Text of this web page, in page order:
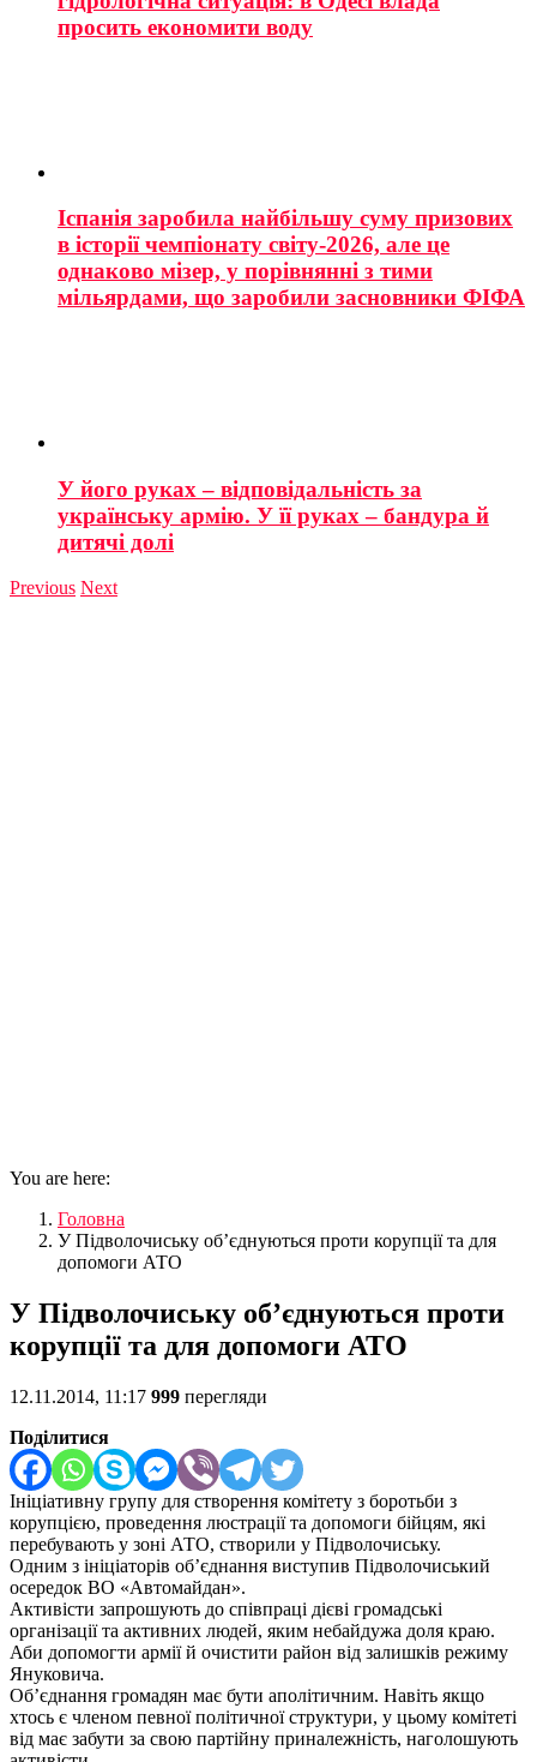
просить економити воду
Іспанія заробила найбільшу суму призових
в історії чемпіонату світу-2026, але це
однаково мізер, у порівнянні з тими
мільярдами, що заробили засновники ФІФА
У його руках – відповідальність за
українську армію. У її руках – бандура й
дитячі долі
Previous Next
You are here:
Головна
У Підволочиську об’єднуються проти корупції та для
допомоги АТО
У Підволочиську об’єднуються проти
корупції та для допомоги АТО
12.11.2014, 11:17 999 перегляди
Поділитися
Ініціативну групу для створення комітету з боротьби з
корупцією, проведення люстрації та допомоги бійцям, які
перебувають у зоні АТО, створили у Підволочиську.
Одним з ініціаторів об’єднання виступив Підволочиський
осередок ВО «Автомайдан».
Активісти запрошують до співпраці дієві громадські
організації та активних людей, яким небайдужа доля краю.
Аби допомогти армії й очистити район від залишків режиму
Януковича.
Об’єднання громадян має бути аполітичним. Навіть якщо
хтось є членом певної політичної структури, у цьому комітеті
від має забути за свою партійну приналежність, наголошують